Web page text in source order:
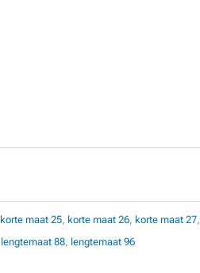
korte maat 25, korte maat 26, korte maat 27,
lengtemaat 88, lengtemaat 96